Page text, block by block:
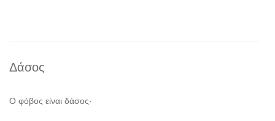
Δάσος
Ο φόβος είναι δάσος·